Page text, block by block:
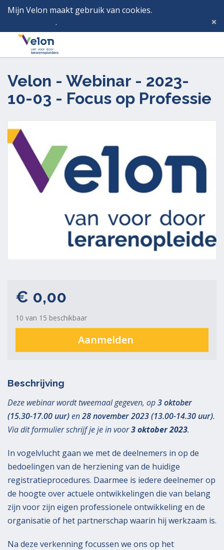
Mijn Velon maakt gebruik van cookies.
.
Menu
Velon - Webinar - 2023-
10-03 - Focus op Professie
€ 0,00
10 van 15 beschikbaar
Aanmelden
Beschrijving
Deze webinar wordt tweemaal gegeven, op3 oktober
(15.30-17.00 uur)en28 november 2023(13.00-14.30 uur).
Via dit formulier schrijf je je in voor3 oktober 2023.
In vogelvlucht gaan we met de deelnemers in op de
bedoelingen van de herziening van de huidige
registratieprocedures. Daarmee is iedere deelnemer op
de hoogte over actuele ontwikkelingen die van belang
zijn voor zijn eigen professionele ontwikkeling en de
organisatie of het partnerschap waarin hij werkzaam is.
Na deze verkenning focussen we ons op het